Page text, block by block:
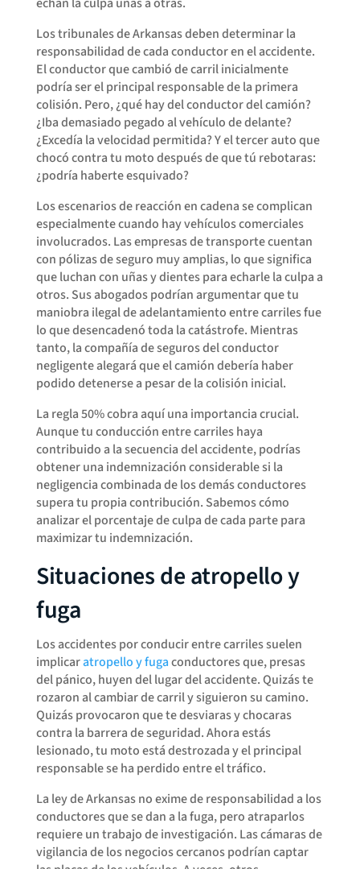
Los tribunales de Arkansas deben determinar la
responsabilidad de cada conductor en el accidente.
El conductor que cambió de carril inicialmente
podría ser el principal responsable de la primera
colisión. Pero, ¿qué hay del conductor del camión?
¿Iba demasiado pegado al vehículo de delante?
¿Excedía la velocidad permitida? Y el tercer auto que
chocó contra tu moto después de que tú rebotaras:
¿podría haberte esquivado?
Los escenarios de reacción en cadena se complican
especialmente cuando hay vehículos comerciales
involucrados. Las empresas de transporte cuentan
con pólizas de seguro muy amplias, lo que significa
que luchan con uñas y dientes para echarle la culpa a
otros. Sus abogados podrían argumentar que tu
maniobra ilegal de adelantamiento entre carriles fue
lo que desencadenó toda la catástrofe. Mientras
tanto, la compañía de seguros del conductor
negligente alegará que el camión debería haber
podido detenerse a pesar de la colisión inicial.
La regla 50% cobra aquí una importancia crucial.
Aunque tu conducción entre carriles haya
contribuido a la secuencia del accidente, podrías
obtener una indemnización considerable si la
negligencia combinada de los demás conductores
supera tu propia contribución. Sabemos cómo
analizar el porcentaje de culpa de cada parte para
maximizar tu indemnización.
Situaciones de atropello y
fuga
Los accidentes por conducir entre carriles suelen
implicaratropello y fugaconductores que, presas
del pánico, huyen del lugar del accidente. Quizás te
rozaron al cambiar de carril y siguieron su camino.
Quizás provocaron que te desviaras y chocaras
contra la barrera de seguridad. Ahora estás
lesionado, tu moto está destrozada y el principal
responsable se ha perdido entre el tráfico.
La ley de Arkansas no exime de responsabilidad a los
conductores que se dan a la fuga, pero atraparlos
requiere un trabajo de investigación. Las cámaras de
vigilancia de los negocios cercanos podrían captar